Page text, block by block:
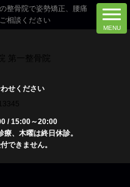
整骨院で姿勢矯正、腰痛
相談ください
せください
/ 15:00～20:00
、木曜は終日休診。
できません。